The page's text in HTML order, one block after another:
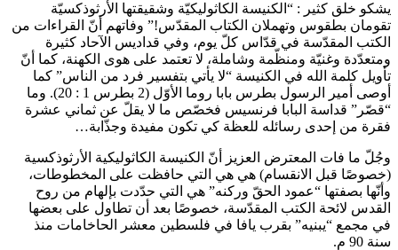
يشكو خلق كثير : “الكنيسة الكاثوليكيّة وشقيقتها الأرثوذكسيّة
تقومان بطقوس وتهملان الكتاب المقدّس!” وفاتهم أنّ القراءات من
الكتب المقدّسة في قدّاس كلّ يوم، وفي قداديس الآحاد كثيرة
ومتعدّدة وغنيّة ومنظّمة وشاملة، لا تعتمد على هوى الكهنة، كما أنّ
تأويل كلمة الله في الكنيسة “لا يأتي بتفسير فرد من الناس” كما
أوصى أمير الرسول بطرس بابا روما الأوّل (2 بطرس 1 : 20). وما
“قصّر” قداسة البابا فرنسيس فخصّص ما لا يقلّ عن ثماني عشرة
فقرة من إحدى رسائله للعظة كي تكون مفيدة وجذّابة…
وجُلّ ما فات المعترض العزيز أنّ الكنيسة الكاثوليكية الأرثوذكسية
(خصوصًا قبل الانقسام) هي هي التي حافظت على المخطوطات،
وأنّها بصفتها “عمود الحقّ وركنه” هي التي حدّدت بإلهام من روح
القدس لائحة الكتب المقدّسة، خصوصًا بعد أن تطاول على بعضها
في مجمع “يبنيه” بقرب يافا في فلسطين معشر الحاخامات منذ
سنة 90 م.